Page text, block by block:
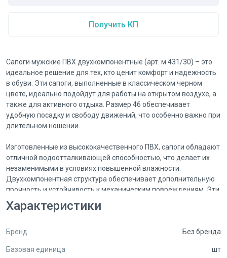
Получить КП
Сапоги мужские ПВХ двухкомпонентные (арт. м.431/30) – это
идеальное решение для тех, кто ценит комфорт и надежность
в обуви. Эти сапоги, выполненные в классическом черном
цвете, идеально подойдут для работы на открытом воздухе, а
также для активного отдыха. Размер 46 обеспечивает
удобную посадку и свободу движений, что особенно важно при
длительном ношении.
Изготовленные из высококачественного ПВХ, сапоги обладают
отличной водоотталкивающей способностью, что делает их
незаменимыми в условиях повышенной влажности.
Двухкомпонентная структура обеспечивает дополнительную
прочность и устойчивость к механическим повреждениям. Эти
сапоги легко чистятся и быстро сохнут, что позволяет
поддерживать их в идеальном состоянии даже при
форму, что способствует правильному распределению
Характеристики
Бренд Без бренда
Базовая единица шт